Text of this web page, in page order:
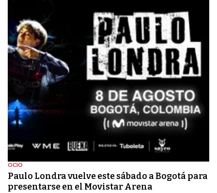
OCIO
Paulo Londra vuelve este sábado a Bogotá para
presentarse en el Movistar Arena